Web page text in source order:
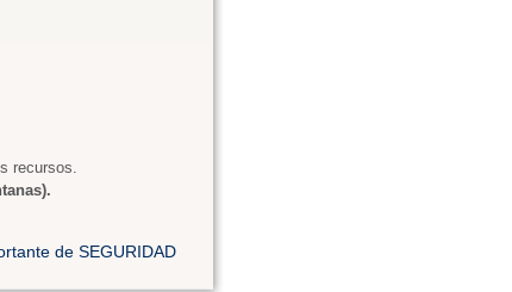
recursos.
de SEGURIDAD